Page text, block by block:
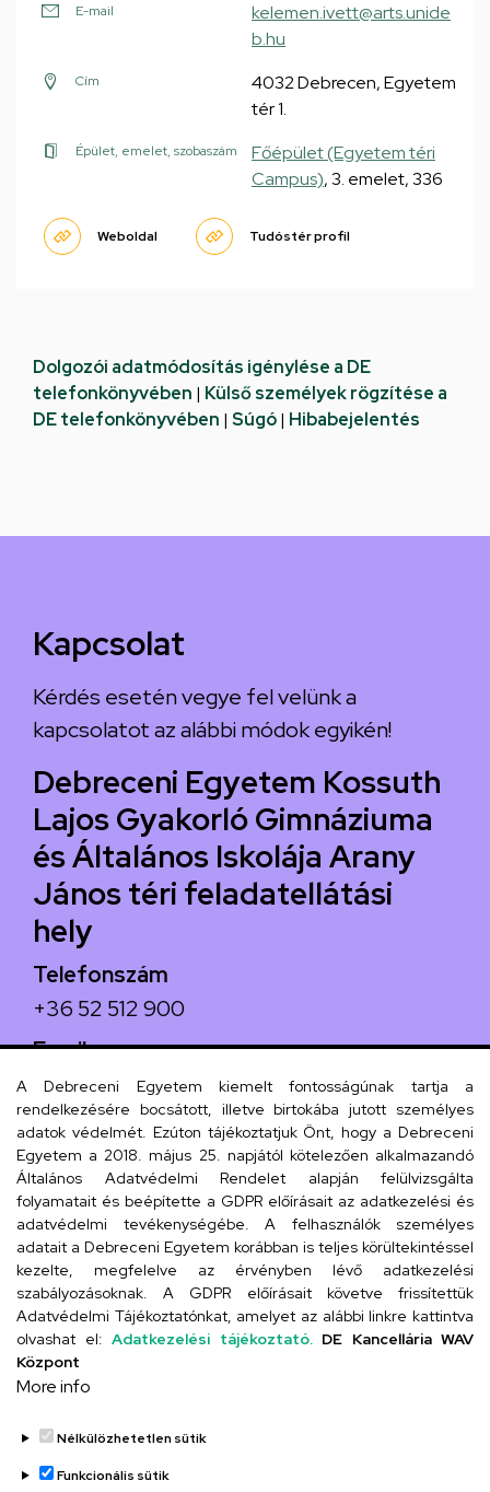
E-mail
kelemen.ivett@arts.unide
b.hu
Cím
4032 Debrecen, Egyetem
tér 1.
Épület, emelet, szobaszám
Főépület (Egyetem téri
Campus), 3. emelet, 336
Weboldal Tudóstér profil
Dolgozói adatmódosítás igénylése a DE
telefonkönyvében | Külső személyek rögzítése a
DE telefonkönyvében | Súgó| Hibabejelentés
Kapcsolat
Kérdés esetén vegye fel velünk a
kapcsolatot az alábbi módok egyikén!
Debreceni Egyetem Kossuth
Lajos Gyakorló Gimnáziuma
és Általános Iskolája Arany
János téri feladatellátási
hely
Telefonszám
+36 52 512 900
Email
arany.titkarsag@arany-alt.unideb.hu
Cím
4026 Debrecen, Arany János tér 1.
Szervezeti telefonkönyv
UD telefonkönyv
A Debreceni Egyetem kiemelt fontosságúnak tartja a
rendelkezésére bocsátott, illetve birtokába jutott személyes
adatok védelmét. Ezúton tájékoztatjuk Önt, hogy a Debreceni
Egyetem a 2018. május 25. napjától kötelezően alkalmazandó
Általános Adatvédelmi Rendelet alapján felülvizsgálta
folyamatait és beépítette a GDPR előírásait az adatkezelési és
adatvédelmi tevékenységébe. A felhasználók személyes
adatait a Debreceni Egyetem korábban is teljes körültekintéssel
kezelte, megfelelve az érvényben lévő adatkezelési
szabályozásoknak. A GDPR előírásait követve frissítettük
Adatvédelmi Tájékoztatónkat, amelyet az alábbi linkre kattintva
olvashat el: Adatkezelési tájékoztató. DE Kancellária WAV
Központ
More info
Nélkülözhetetlen sütik
Funkcionális sütik